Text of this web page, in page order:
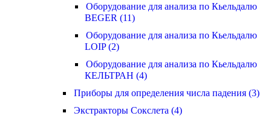
Оборудование для анализа по Кьельдалю
BEGER (11)
Оборудование для анализа по Кьельдалю
LOIP (2)
Оборудование для анализа по Кьельдалю
КЕЛЬТРАН (4)
Приборы для определения числа падения (3)
Экстракторы Сокслета (4)